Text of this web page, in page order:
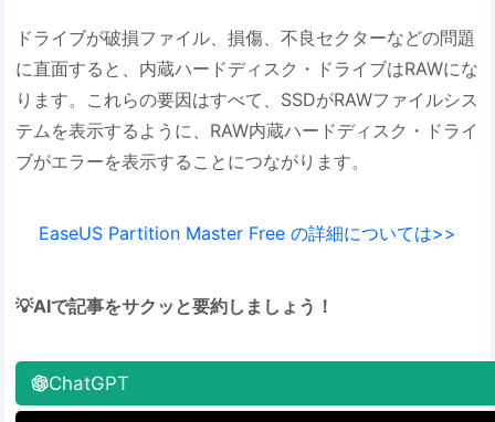
ドライブが破損ファイル、損傷、不良セクターなどの問題
に直面すると、内蔵ハードディスク・ドライブはRAWにな
ります。これらの要因はすべて、SSDがRAWファイルシス
テムを表示するように、RAW内蔵ハードディスク・ドライ
ブがエラーを表示することにつながります。
EaseUS Partition Master Free の詳細については>>
💡AIで記事をサクッと要約しましょう！
ChatGPT